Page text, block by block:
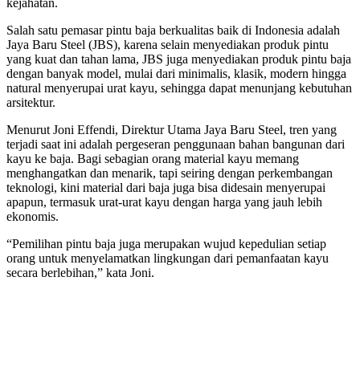
Salah satu pemasar pintu baja berkualitas baik di Indonesia adalah
Jaya Baru Steel (JBS), karena selain menyediakan produk pintu
yang kuat dan tahan lama, JBS juga menyediakan produk pintu baja
dengan banyak model, mulai dari minimalis, klasik, modern hingga
natural menyerupai urat kayu, sehingga dapat menunjang kebutuhan
arsitektur.
Menurut Joni Effendi, Direktur Utama Jaya Baru Steel, tren yang
terjadi saat ini adalah pergeseran penggunaan bahan bangunan dari
kayu ke baja. Bagi sebagian orang material kayu memang
menghangatkan dan menarik, tapi seiring dengan perkembangan
teknologi, kini material dari baja juga bisa didesain menyerupai
apapun, termasuk urat-urat kayu dengan harga yang jauh lebih
ekonomis.
“Pemilihan pintu baja juga merupakan wujud kepedulian setiap
orang untuk menyelamatkan lingkungan dari pemanfaatan kayu
secara berlebihan,” kata Joni.